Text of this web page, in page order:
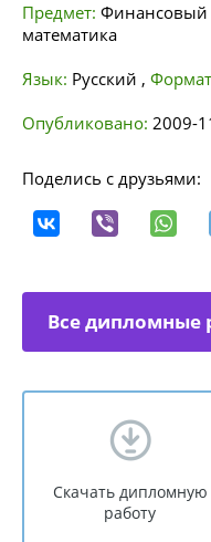
Предмет: Финансовый
математика
Язык: Русский ,
Опубликовано: 2009-
Поделись с друзьями:
Все дипломные
Скачать дипломную
работу